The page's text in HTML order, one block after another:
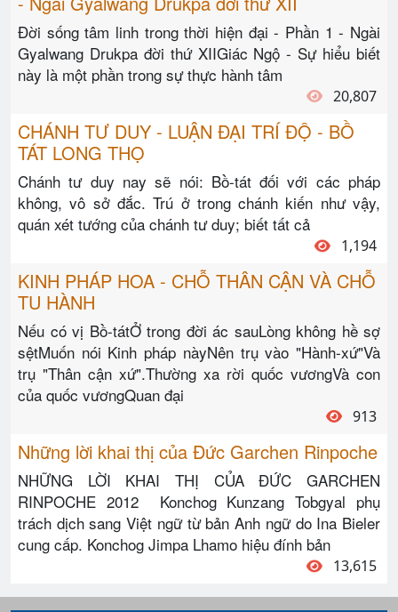
Đời sống tâm linh trong thời hiện đại - Phần 1 - Ngài
Gyalwang Drukpa đời thứ XIIGiác Ngộ - Sự hiểu biết
này là một phần trong sự thực hành tâm
20,807
CHÁNH TƯ DUY - LUẬN ĐẠI TRÍ ĐỘ - BỒ
TÁT LONG THỌ
Chánh tư duy nay sẽ nói: Bồ-tát đối với các pháp
không, vô sở đắc. Trú ở trong chánh kiến như vậy,
quán xét tướng của chánh tư duy; biết tất cả
1,194
KINH PHÁP HOA - CHỖ THÂN CẬN VÀ CHỖ
TU HÀNH
Nếu có vị Bồ-tátỞ trong đời ác sauLòng không hề sợ
sệtMuốn nói Kinh pháp nàyNên trụ vào "Hành-xứ"Và
trụ "Thân cận xứ".Thường xa rời quốc vươngVà con
của quốc vươngQuan đại
913
Những lời khai thị của Đức Garchen Rinpoche
NHỮNG LỜI KHAI THỊ CỦA ĐỨC GARCHEN
RINPOCHE 2012 Konchog Kunzang Tobgyal phụ
trách dịch sang Việt ngữ từ bản Anh ngữ do Ina Bieler
cung cấp. Konchog Jimpa Lhamo hiệu đính bản
13,615